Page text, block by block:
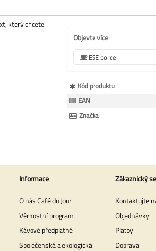
který chcete
Objevte více
ESE porce
Více
informací
Kód produktu
EAN
Značka
Informace
O nás Café du Jour
Věrnostní program
Kávové předplatné
Společenská a ekologická
Zákaznický
Kontaktujte
Objednávky
Platby
Doprava